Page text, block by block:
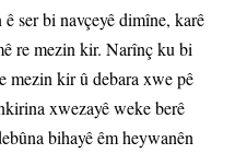
ser bi navçeyê dimîne, karê
re mezin kir. Narînç ku bi
mezin kir û debara xwe pê
xwezayê weke berê
bihayê êm heywanên